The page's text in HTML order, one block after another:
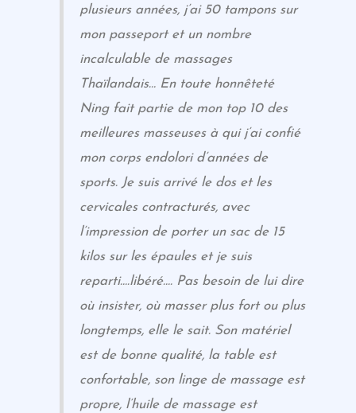
plusieurs années, j’ai 50 tampons sur
mon passeport et un nombre
incalculable de massages
Thaïlandais… En toute honnêteté
Ning fait partie de mon top 10 des
meilleures masseuses à qui j’ai confié
mon corps endolori d’années de
sports. Je suis arrivé le dos et les
cervicales contracturés, avec
l’impression de porter un sac de 15
kilos sur les épaules et je suis
reparti….libéré…. Pas besoin de lui dire
où insister, où masser plus fort ou plus
longtemps, elle le sait. Son matériel
est de bonne qualité, la table est
confortable, son linge de massage est
propre, l’huile de massage est